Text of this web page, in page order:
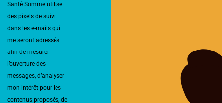
Santé Somme utilise
des pixels de suivi
dans les e-mails qui
me seront adressés
afin de mesurer
l’ouverture des
messages, d’analyser
mon intérêt pour les
contenus proposés, de